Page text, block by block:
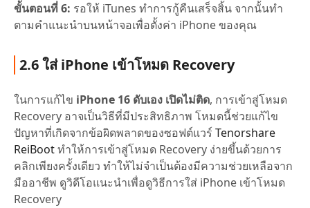
ขั้นตอนที่ 6: รอให้ iTunes ทำการกู้คืนเสร็จสิ้น จากนั้นทำ
ตามคำแนะนำบนหน้าจอเพื่อตั้งค่า iPhone ของคุณ
2.6 ใส่ iPhone เข้าโหมด Recovery
ในการแก้ไข iPhone 16 ดับเอง เปิดไม่ติด, การเข้าสู่โหมด
Recovery อาจเป็นวิธีที่มีประสิทธิภาพ โหมดนี้ช่วยแก้ไข
ปัญหาที่เกิดจากข้อผิดพลาดของซอฟต์แวร์ Tenorshare
ReiBootทำให้การเข้าสู่โหมด Recovery ง่ายขึ้นด้วยการ
คลิกเพียงครั้งเดียว ทำให้ไม่จำเป็นต้องมีความช่วยเหลือจาก
มืออาชีพ ดูวิดีโอแนะนำเพื่อดูวิธีการใส่ iPhone เข้าโหมด
Recovery